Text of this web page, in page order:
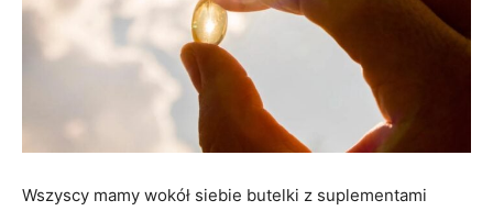
Wszyscy mamy wokół siebie butelki z suplementami